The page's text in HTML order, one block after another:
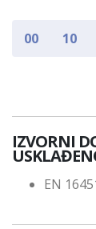
00 10
IZVORNI
EN